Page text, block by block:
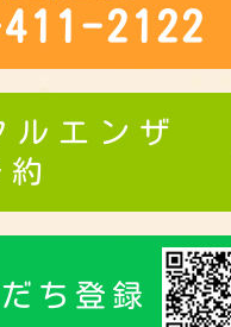
2122
ルエンザ
約
ち登録